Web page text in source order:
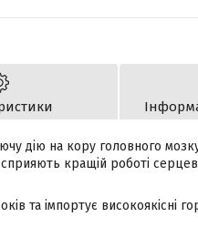
дію на кору головного
кращій роботі
та імпортує високоякісні